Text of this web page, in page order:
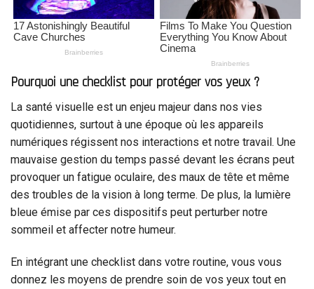
Pourquoi une checklist pour protéger vos yeux ?
La santé visuelle est un enjeu majeur dans nos vies
quotidiennes, surtout à une époque où les appareils
numériques régissent nos interactions et notre travail. Une
mauvaise gestion du temps passé devant les écrans peut
provoquer un fatigue oculaire, des maux de tête et même
des troubles de la vision à long terme. De plus, la lumière
bleue émise par ces dispositifs peut perturber notre
sommeil et affecter notre humeur.
En intégrant une checklist dans votre routine, vous vous
donnez les moyens de prendre soin de vos yeux tout en